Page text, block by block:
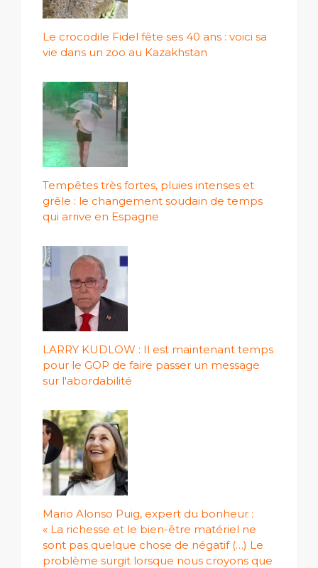
Le crocodile Fidel fête ses 40 ans : voici sa
vie dans un zoo au Kazakhstan
Tempêtes très fortes, pluies intenses et
grêle : le changement soudain de temps
qui arrive en Espagne
LARRY KUDLOW : Il est maintenant temps
pour le GOP de faire passer un message
sur l'abordabilité
Mario Alonso Puig, expert du bonheur :
« La richesse et le bien-être matériel ne
sont pas quelque chose de négatif (…) Le
problème surgit lorsque nous croyons que